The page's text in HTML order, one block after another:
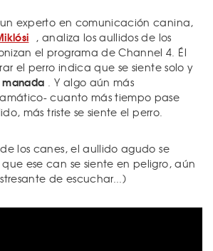
experto en comunicación canina,
, analiza los aullidos de los
el programa de Channel 4. Él
el perro indica que se siente solo y
. Y algo aún más
cuanto más tiempo pase
más triste se siente el perro.
los canes, el aullido agudo se
ese can se siente en peligro, aún
de escuchar...)